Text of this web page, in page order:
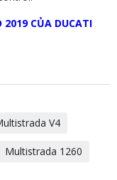
2019 CỦA DUCATI
V4
Multistrada 1260